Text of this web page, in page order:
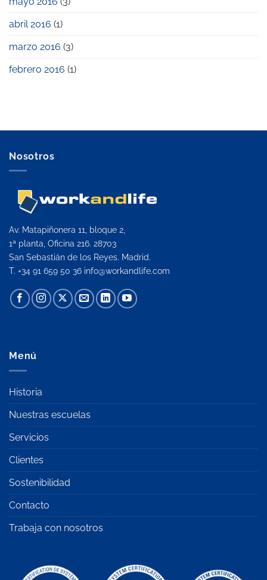
abril 2016 (1)
marzo 2016 (3)
febrero 2016 (1)
Nosotros
Av. Matapiñonera 11, bloque 2,
1ª planta, Oficina 216. 28703
San Sebastián de los Reyes. Madrid.
T. +34 91 659 50 36 info@workandlife.com
Menú
Historia
Nuestras escuelas
Servicios
Clientes
Sostenibilidad
Contacto
Trabaja con nosotros